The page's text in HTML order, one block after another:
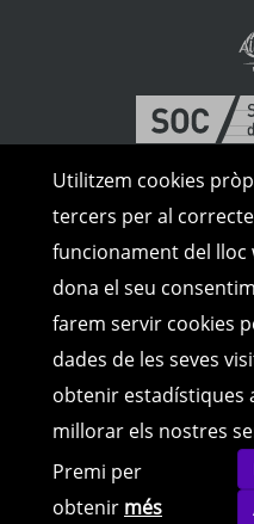
Utilitzem cookies
tercers per al correcte
funcionament del lloc
dona el seu
farem servir cookies
dades de les seves
obtenir estadístiques
millorar els nostres
Premi per
obtenir més
© Copyright
reservats |
cookies